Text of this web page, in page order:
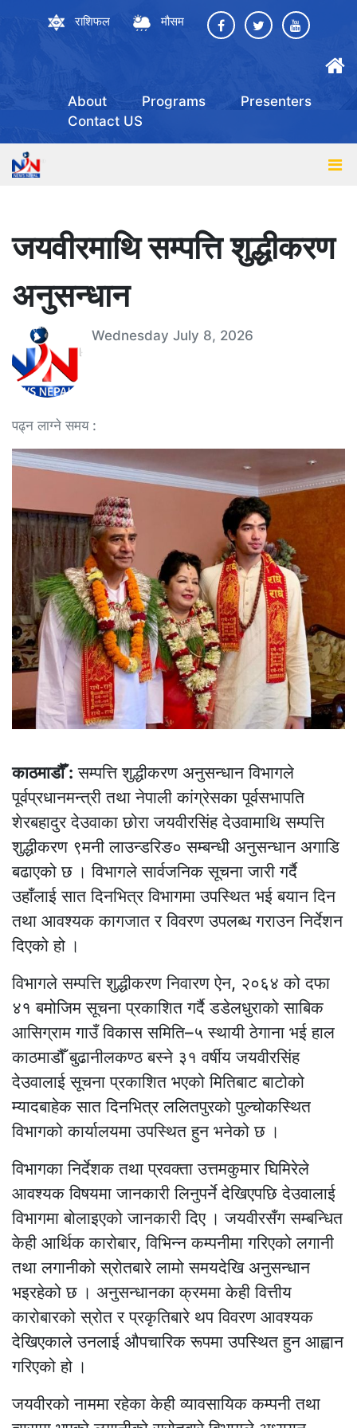
राशिफल मौसम
About Programs
Presenters
Contact US
जयवीरमाथि सम्पत्ति शुद्धीकरण
अनुसन्धान
Wednesday July 8, 2026
पढ्न लाग्ने समय :
काठमाडौँ : सम्पत्ति शुद्धीकरण अनुसन्धान विभागले
पूर्वप्रधानमन्त्री तथा नेपाली कांग्रेसका पूर्वसभापति
शेरबहादुर देउवाका छोरा जयवीरसिंह देउवामाथि सम्पत्ति
शुद्धीकरण ९मनी लाउन्डरिङ० सम्बन्धी अनुसन्धान अगाडि
बढाएको छ । विभागले सार्वजनिक सूचना जारी गर्दै
उहाँलाई सात दिनभित्र विभागमा उपस्थित भई बयान दिन
तथा आवश्यक कागजात र विवरण उपलब्ध गराउन निर्देशन
दिएको हो ।
विभागले सम्पत्ति शुद्धीकरण निवारण ऐन, २०६४ को दफा
४१ बमोजिम सूचना प्रकाशित गर्दै डडेलधुराको साबिक
आसिग्राम गाउँ विकास समिति–५ स्थायी ठेगाना भई हाल
काठमाडौँ बुढानीलकण्ठ बस्ने ३१ वर्षीय जयवीरसिंह
देउवालाई सूचना प्रकाशित भएको मितिबाट बाटोको
म्यादबाहेक सात दिनभित्र ललितपुरको पुल्चोकस्थित
विभागको कार्यालयमा उपस्थित हुन भनेको छ ।
विभागका निर्देशक तथा प्रवक्ता उत्तमकुमार घिमिरेले
आवश्यक विषयमा जानकारी लिनुपर्ने देखिएपछि देउवालाई
विभागमा बोलाइएको जानकारी दिए । जयवीरसँग सम्बन्धित
केही आर्थिक कारोबार, विभिन्न कम्पनीमा गरिएको लगानी
तथा लगानीको स्रोतबारे लामो समयदेखि अनुसन्धान
भइरहेको छ । अनुसन्धानका क्रममा केही वित्तीय
कारोबारको स्रोत र प्रकृतिबारे थप विवरण आवश्यक
देखिएकाले उनलाई औपचारिक रूपमा उपस्थित हुन आह्वान
गरिएको हो ।
जयवीरको नाममा रहेका केही व्यावसायिक कम्पनी तथा